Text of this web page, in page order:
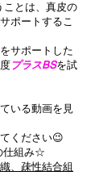
ことは、真皮の
ポートするこ
サポートした
プラスBSを試
いる動画を見
ください😉
仕組み☆
、疎性結合組